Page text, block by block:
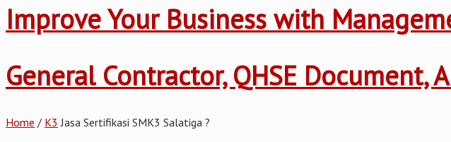
Improve Your Business with
General Contractor, QHSE Document,
Home / K3 Jasa Sertifikasi SMK3 Salatiga ?